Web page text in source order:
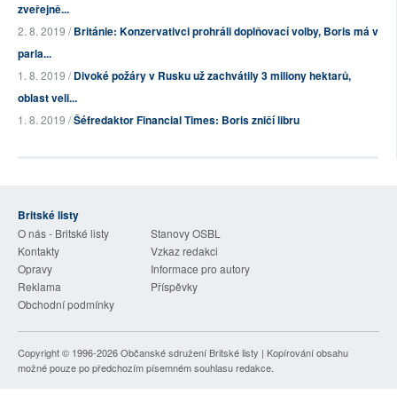
zveřejně...
2. 8. 2019 /Británie: Konzervativci prohráli doplňovací volby, Boris má v
parla...
1. 8. 2019 /Divoké požáry v Rusku už zachvátily 3 miliony hektarů,
oblast veli...
1. 8. 2019 /Šéfredaktor Financial Times: Boris zničí libru
Britské listy
O nás - Britské listy
Stanovy OSBL
Kontakty
Vzkaz redakci
Opravy
Informace pro autory
Reklama
Příspěvky
Obchodní podmínky
Copyright © 1996-2026Občanské sdružení Britské listy | Kopírování obsahu
možné pouze po předchozím písemném souhlasu redakce.